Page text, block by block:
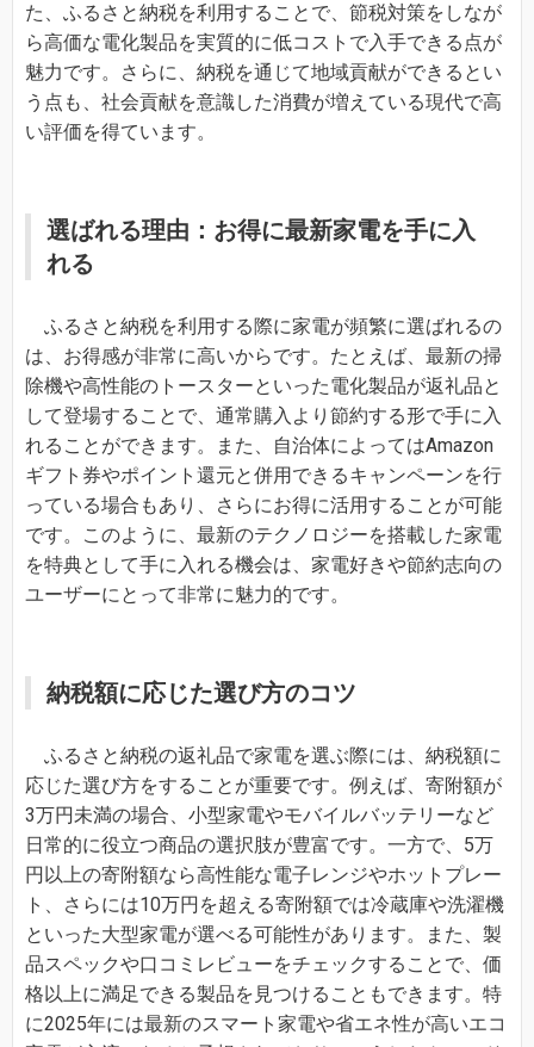
た、ふるさと納税を利用することで、節税対策をしなが
ら高価な電化製品を実質的に低コストで入手できる点が
魅力です。さらに、納税を通じて地域貢献ができるとい
う点も、社会貢献を意識した消費が増えている現代で高
い評価を得ています。
選ばれる理由：お得に最新家電を手に入
れる
ふるさと納税を利用する際に家電が頻繁に選ばれるの
は、お得感が非常に高いからです。たとえば、最新の掃
除機や高性能のトースターといった電化製品が返礼品と
して登場することで、通常購入より節約する形で手に入
れることができます。また、自治体によってはAmazon
ギフト券やポイント還元と併用できるキャンペーンを行
っている場合もあり、さらにお得に活用することが可能
です。このように、最新のテクノロジーを搭載した家電
を特典として手に入れる機会は、家電好きや節約志向の
ユーザーにとって非常に魅力的です。
納税額に応じた選び方のコツ
ふるさと納税の返礼品で家電を選ぶ際には、納税額に
応じた選び方をすることが重要です。例えば、寄附額が
3万円未満の場合、小型家電やモバイルバッテリーなど
日常的に役立つ商品の選択肢が豊富です。一方で、5万
円以上の寄附額なら高性能な電子レンジやホットプレー
ト、さらには10万円を超える寄附額では冷蔵庫や洗濯機
といった大型家電が選べる可能性があります。また、製
品スペックや口コミレビューをチェックすることで、価
格以上に満足できる製品を見つけることもできます。特
に2025年には最新のスマート家電や省エネ性が高いエコ